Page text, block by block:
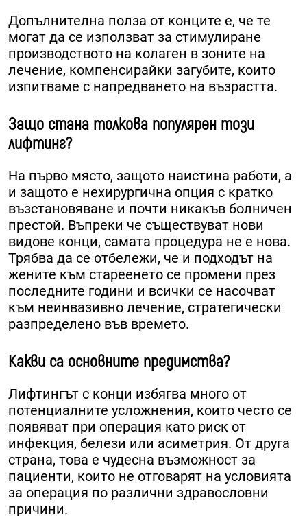
Допълнителна полза от конците е, че те
могат да се използват за стимулиране
производството на колаген в зоните на
лечение, компенсирайки загубите, които
изпитваме с напредването на възрастта.
Защо стана толкова популярен този
лифтинг?
На първо място, защото наистина работи, а
и защото е нехирургична опция с кратко
възстановяване и почти никакъв болничен
престой. Въпреки че съществуват нови
видове конци, самата процедура не е нова.
Трябва да се отбележи, че и подходът на
жените към стареенето се промени през
последните години и всички се насочват
към неинвазивно лечение, стратегически
разпределено във времето.
Какви са основните предимства?
Лифтингът с конци избягва много от
потенциалните усложнения, които често се
появяват при операция като риск от
инфекция, белези или асиметрия. От друга
страна, това е чудесна възможност за
пациенти, които не отговарят на условията
за операция по различни здравословни
причини.